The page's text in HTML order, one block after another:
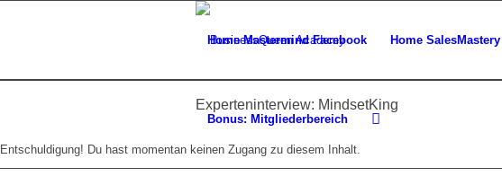
Home Mastermind Facebook Home SalesMastery
Bonus: Mitgliederbereich
Experteninterview: MindsetKing
Entschuldigung! Du hast momentan keinen Zugang zu diesem Inhalt.